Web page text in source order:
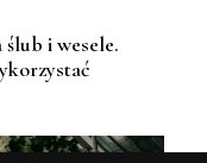
i wesele.